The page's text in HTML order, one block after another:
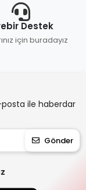
Destek
için buradayız
ile haberdar
Gönder